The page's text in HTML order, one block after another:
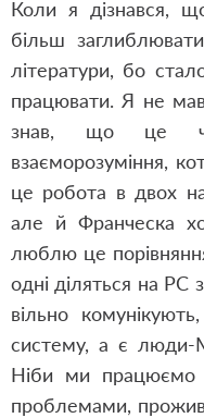
Коли я дізнався,
більш
літератури, бо
працювати. Я не
знав, що це
взаєморозуміння,
це робота в двох
але й Франческа
люблю це
одні діляться на
вільно
систему, а є люди-
Ніби ми
проблемами,